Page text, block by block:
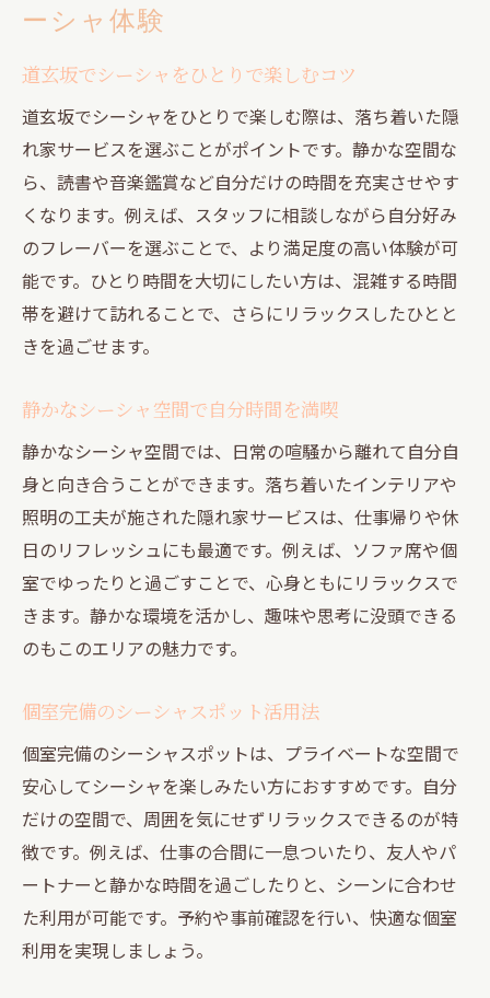
ーシャ体験
道玄坂でシーシャをひとりで楽しむコツ
道玄坂でシーシャをひとりで楽しむ際は、落ち着いた隠
れ家サービスを選ぶことがポイントです。静かな空間な
ら、読書や音楽鑑賞など自分だけの時間を充実させやす
くなります。例えば、スタッフに相談しながら自分好み
のフレーバーを選ぶことで、より満足度の高い体験が可
能です。ひとり時間を大切にしたい方は、混雑する時間
帯を避けて訪れることで、さらにリラックスしたひとと
きを過ごせます。
静かなシーシャ空間で自分時間を満喫
静かなシーシャ空間では、日常の喧騒から離れて自分自
身と向き合うことができます。落ち着いたインテリアや
照明の工夫が施された隠れ家サービスは、仕事帰りや休
日のリフレッシュにも最適です。例えば、ソファ席や個
室でゆったりと過ごすことで、心身ともにリラックスで
きます。静かな環境を活かし、趣味や思考に没頭できる
のもこのエリアの魅力です。
個室完備のシーシャスポット活用法
個室完備のシーシャスポットは、プライベートな空間で
安心してシーシャを楽しみたい方におすすめです。自分
だけの空間で、周囲を気にせずリラックスできるのが特
徴です。例えば、仕事の合間に一息ついたり、友人やパ
ートナーと静かな時間を過ごしたりと、シーンに合わせ
た利用が可能です。予約や事前確認を行い、快適な個室
利用を実現しましょう。